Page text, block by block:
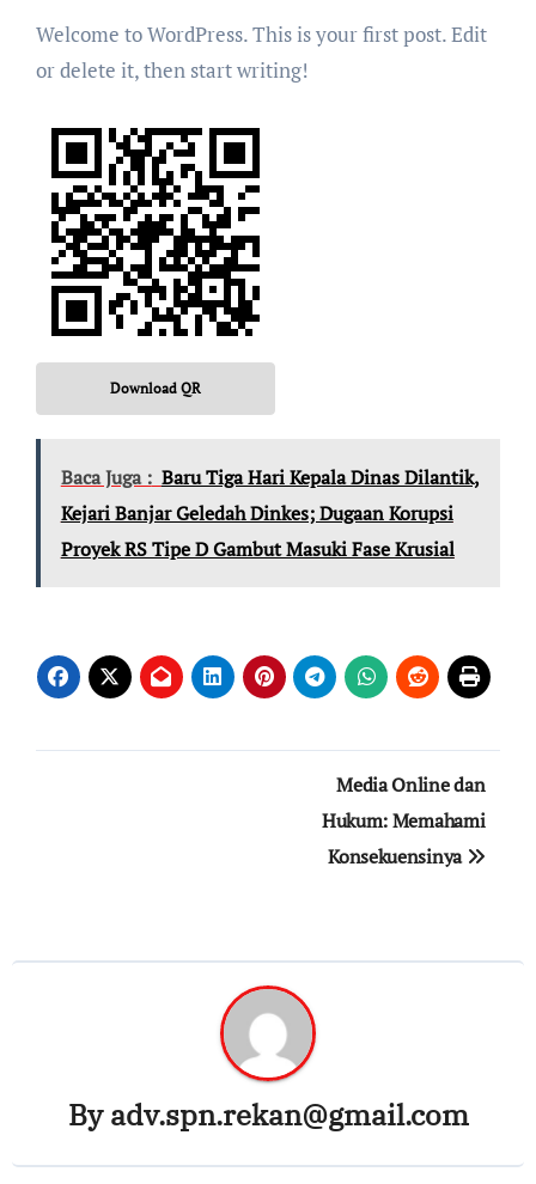
Welcome to WordPress. This is your first post. Edit
or delete it, then start writing!
Download QR
Baca Juga : Baru Tiga Hari Kepala Dinas Dilantik,
Kejari Banjar Geledah Dinkes; Dugaan Korupsi
Proyek RS Tipe D Gambut Masuki Fase Krusial
Media Online dan
Hukum: Memahami
Konsekuensinya
Byadv.spn.rekan@gmail.com